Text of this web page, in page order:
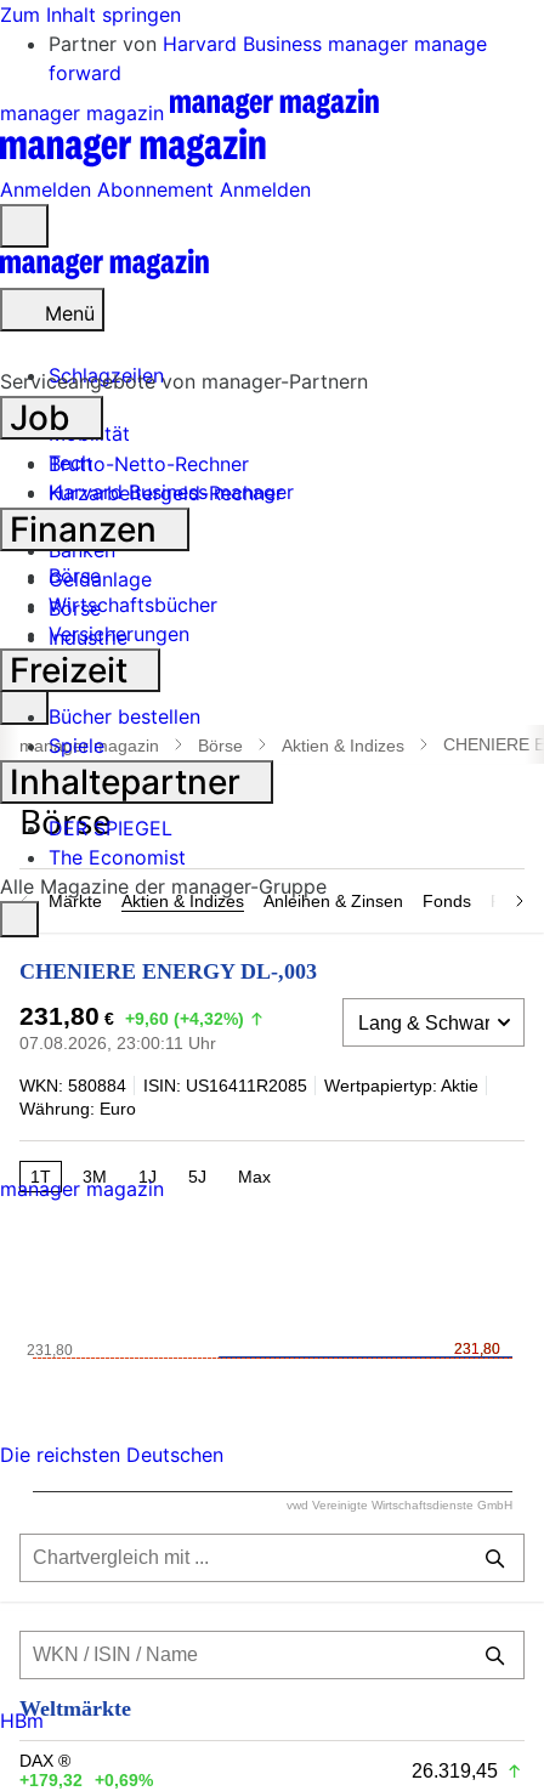
Zum Inhalt springen
Partner von Harvard Business manager manage
forward
manager magazin
Anmelden Abonnement Anmelden
öffnen
Menü
Schlagzeilen
Mobilität
Tech
Harvard Business manager
Handel
Banken
Geldanlage
Börse
Industrie
Suche
öffnen
manager magazin Börse Aktien & Indizes CHENIERE
Märkte Aktien & Indizes Anleihen & Zinsen Fonds
CHENIERE ENERGY DL-,003
231,80 € +9,60 (+4,32%)
07.08.2026, 23:00:11 Uhr
WKN: 580884 ISIN: US16411R2085
Wertpapiertyp: Aktie
Währung: Euro
1T 3M 1J 5J Max
231,80
231,80
231,80
vwd Vereinigte Wirtschaftsdienste GmbH
Weltmärkte
DAX ®
+179,32
+0,69% 26.319,45
Serviceangebote von manager-Partnern
Job
Brutto-Netto-Rechner
Kurzarbeitergeld-Rechner
Finanzen
Börse
Wirtschaftsbücher
Versicherungen
Freizeit
Bücher bestellen
Spiele
Inhaltepartner
DER SPIEGEL
The Economist
Alle Magazine der manager-Gruppe
manager magazin
Die reichsten Deutschen
HBm